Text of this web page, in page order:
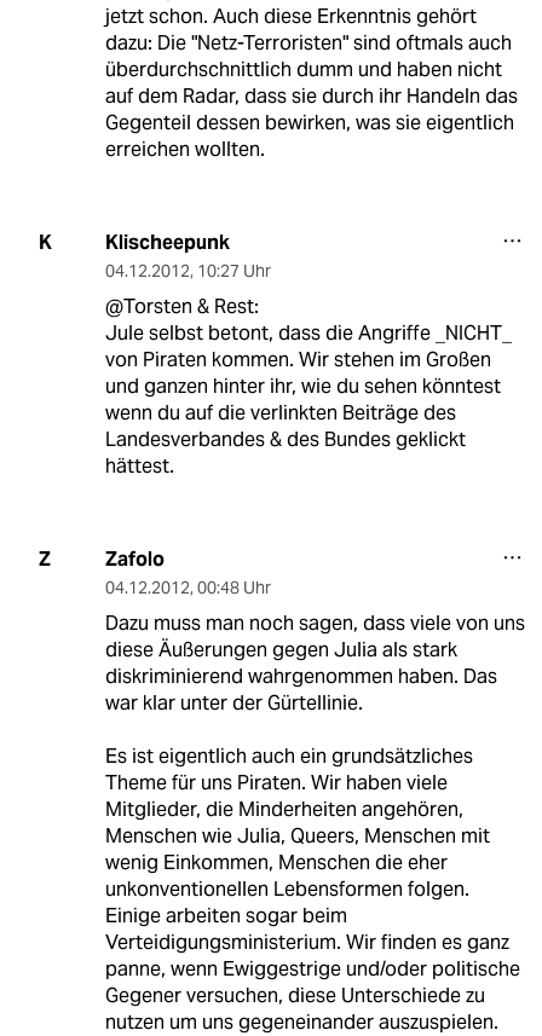
jetzt schon. Auch diese Erkenntnis gehört
dazu: Die "Netz-Terroristen" sind oftmals auch
überdurchschnittlich dumm und haben nicht
auf dem Radar, dass sie durch ihr Handeln das
Gegenteil dessen bewirken, was sie eigentlich
erreichen wollten.
K Klischeepunk
04.12.2012, 10:27 Uhr
@Torsten & Rest:
Jule selbst betont, dass die Angriffe _NICHT_
von Piraten kommen. Wir stehen im Großen
und ganzen hinter ihr, wie du sehen könntest
wenn du auf die verlinkten Beiträge des
Landesverbandes & des Bundes geklickt
hättest.
Z Zafolo
04.12.2012, 00:48 Uhr
Dazu muss man noch sagen, dass viele von uns
diese Äußerungen gegen Julia als stark
diskriminierend wahrgenommen haben. Das
war klar unter der Gürtellinie.
Es ist eigentlich auch ein grundsätzliches
Theme für uns Piraten. Wir haben viele
Mitglieder, die Minderheiten angehören,
Menschen wie Julia, Queers, Menschen mit
wenig Einkommen, Menschen die eher
unkonventionellen Lebensformen folgen.
Einige arbeiten sogar beim
Verteidigungsministerium. Wir finden es ganz
panne, wenn Ewiggestrige und/oder politische
Gegener versuchen, diese Unterschiede zu
nutzen um uns gegeneinander auszuspielen.